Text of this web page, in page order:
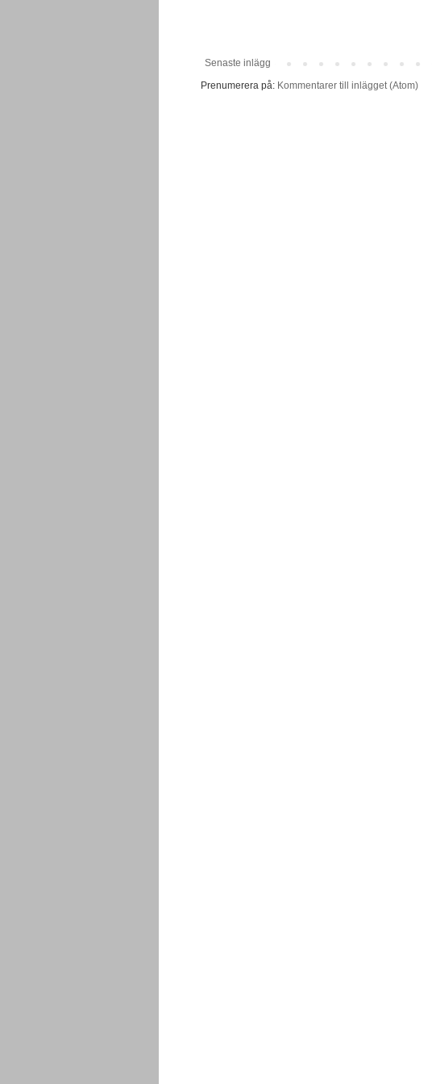
Senaste inlägg
Prenumerera på: Kommentarer till inlägget (Atom)